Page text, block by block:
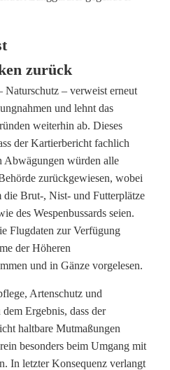
zurück
Naturschutz – verweist erneut
und lehnt das
weiterhin ab. Dieses
der Kartierbericht fachlich
Abwägungen würden alle
zurückgewiesen, wobei
die Brut-, Nist- und Futterplätze
des Wespenbussards seien.
Flugdaten zur Verfügung
der Höheren
und in Gänze vorgelesen.
Artenschutz und
Ergebnis, dass der
haltbare Mutmaßungen
besonders beim Umgang mit
In letzter Konsequenz verlangt